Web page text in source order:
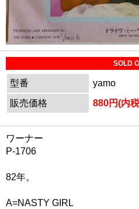
SOLD
型番
yamo
販売価格
880円(内
ワーナー
P-1706
82年。
A=NASTY GIRL